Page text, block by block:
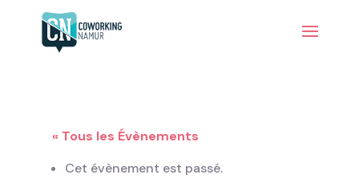
« Tous les Évènements
Cet évènement est passé.